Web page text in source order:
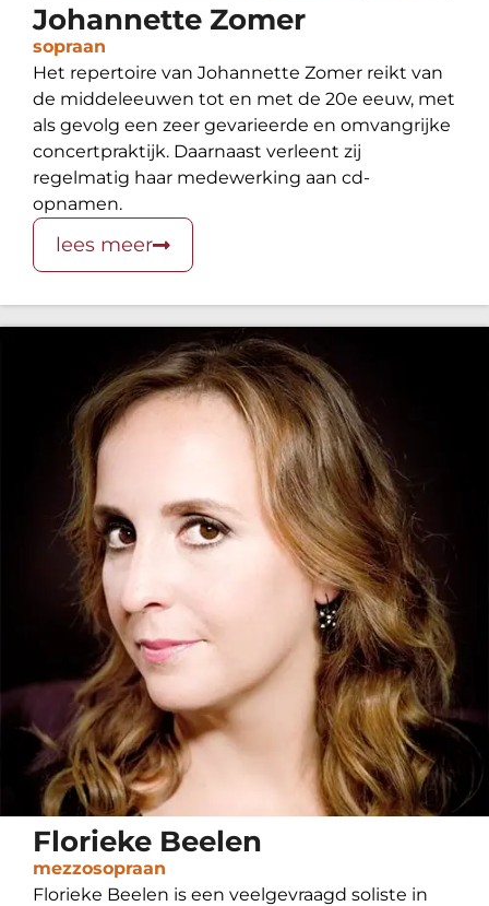
Johannette Zomer
sopraan
Het repertoire van Johannette Zomer reikt van
de middeleeuwen tot en met de 20e eeuw, met
als gevolg een zeer gevarieerde en omvangrijke
concertpraktijk. Daarnaast verleent zij
regelmatig haar medewerking aan cd-
opnamen.
lees meer
Florieke Beelen
mezzosopraan
Florieke Beelen is een veelgevraagd soliste in